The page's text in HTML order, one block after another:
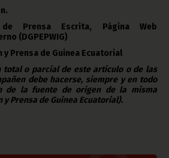
de Prensa Escrita, Página Web
(DGPEPWIG)
Prensa de Guinea Ecuatorial
total o parcial de este artículo o de las
debe hacerse, siempre y en todo
de la fuente de origen de la misma
Prensa de Guinea Ecuatorial).